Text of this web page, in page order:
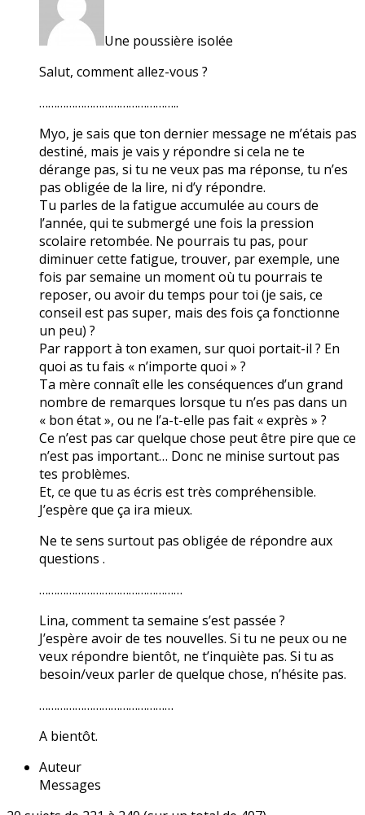
Une poussière isolée
Salut, comment allez-vous ?
………………………………………..
Myo, je sais que ton dernier message ne m’étais pas
destiné, mais je vais y répondre si cela ne te
dérange pas, si tu ne veux pas ma réponse, tu n’es
pas obligée de la lire, ni d’y répondre.
Tu parles de la fatigue accumulée au cours de
l’année, qui te submergé une fois la pression
scolaire retombée. Ne pourrais tu pas, pour
diminuer cette fatigue, trouver, par exemple, une
fois par semaine un moment où tu pourrais te
reposer, ou avoir du temps pour toi (je sais, ce
conseil est pas super, mais des fois ça fonctionne
un peu) ?
Par rapport à ton examen, sur quoi portait-il ? En
quoi as tu fais « n’importe quoi » ?
Ta mère connaît elle les conséquences d’un grand
nombre de remarques lorsque tu n’es pas dans un
« bon état », ou ne l’a-t-elle pas fait « exprès » ?
Ce n’est pas car quelque chose peut être pire que ce
n’est pas important… Donc ne minise surtout pas
tes problèmes.
Et, ce que tu as écris est très compréhensible.
J’espère que ça ira mieux.
Ne te sens surtout pas obligée de répondre aux
questions .
…………………………………………
Lina, comment ta semaine s’est passée ?
J’espère avoir de tes nouvelles. Si tu ne peux ou ne
veux répondre bientôt, ne t’inquiète pas. Si tu as
besoin/veux parler de quelque chose, n’hésite pas.
………………………………………
A bientôt.
Auteur
Messages